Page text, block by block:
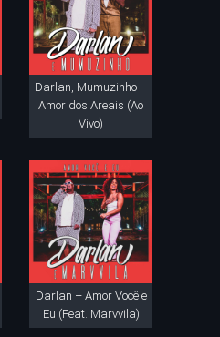
Darlan, Mumuzinho –
Amor dos Areais (Ao
Vivo)
Darlan – Amor Você e
Eu (Feat. Marvvila)